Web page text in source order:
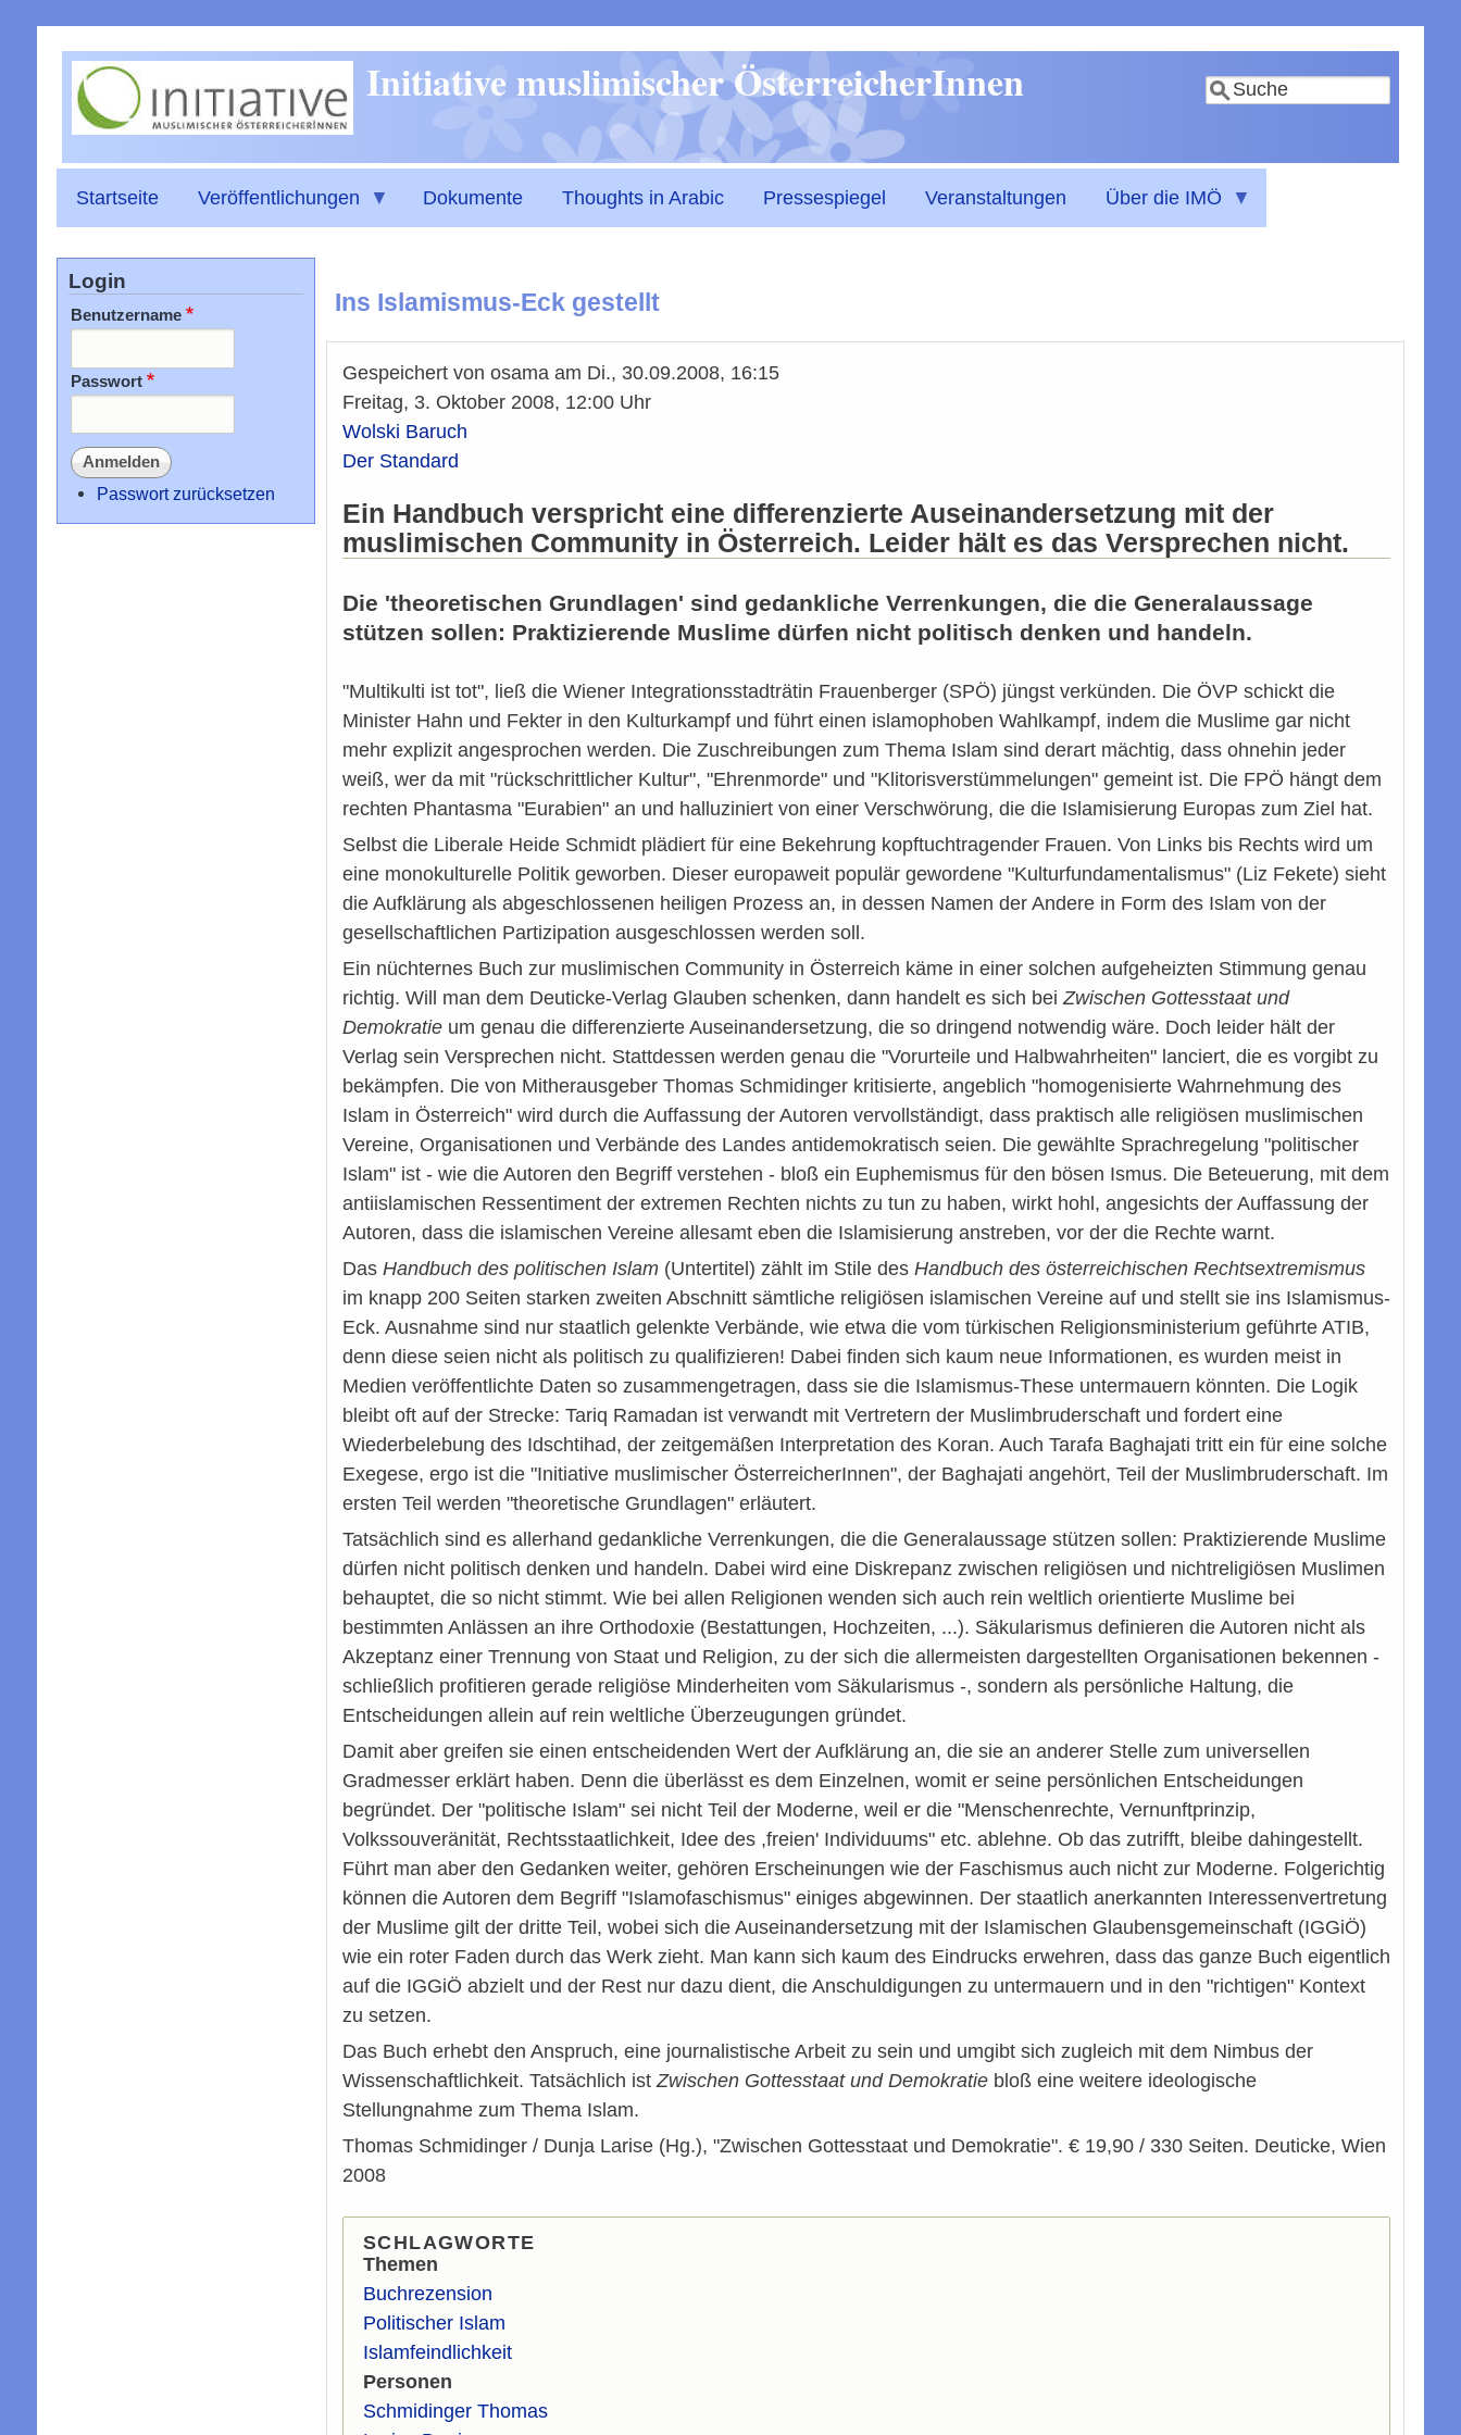
zum
Inhalt
Suche
Initiative muslimischer ÖsterreicherInnen
Startseite Veröffentlichungen Dokumente Thoughts in Arabic Pressespiegel Veranstaltungen Über die IMÖ
Ins Islamismus-Eck gestellt
Gespeichert von osama am Di., 30.09.2008, 16:15
Freitag, 3. Oktober 2008, 12:00 Uhr
Wolski Baruch
Der Standard
Ein Handbuch verspricht eine differenzierte Auseinandersetzung mit der
muslimischen Community in Österreich. Leider hält es das Versprechen nicht.
Die 'theoretischen Grundlagen' sind gedankliche Verrenkungen, die die Generalaussage
stützen sollen: Praktizierende Muslime dürfen nicht politisch denken und handeln.
"Multikulti ist tot", ließ die Wiener Integrationsstadträtin Frauenberger (SPÖ) jüngst verkünden. Die ÖVP schickt die
Minister Hahn und Fekter in den Kulturkampf und führt einen islamophoben Wahlkampf, indem die Muslime gar nicht
mehr explizit angesprochen werden. Die Zuschreibungen zum Thema Islam sind derart mächtig, dass ohnehin jeder
weiß, wer da mit "rückschrittlicher Kultur", "Ehrenmorde" und "Klitorisverstümmelungen" gemeint ist. Die FPÖ hängt dem
rechten Phantasma "Eurabien" an und halluziniert von einer Verschwörung, die die Islamisierung Europas zum Ziel hat.
Selbst die Liberale Heide Schmidt plädiert für eine Bekehrung kopftuchtragender Frauen. Von Links bis Rechts wird um
eine monokulturelle Politik geworben. Dieser europaweit populär gewordene "Kulturfundamentalismus" (Liz Fekete) sieht
die Aufklärung als abgeschlossenen heiligen Prozess an, in dessen Namen der Andere in Form des Islam von der
gesellschaftlichen Partizipation ausgeschlossen werden soll.
Ein nüchternes Buch zur muslimischen Community in Österreich käme in einer solchen aufgeheizten Stimmung genau
richtig. Will man dem Deuticke-Verlag Glauben schenken, dann handelt es sich bei Zwischen Gottesstaat und
Demokratie um genau die differenzierte Auseinandersetzung, die so dringend notwendig wäre. Doch leider hält der
Verlag sein Versprechen nicht. Stattdessen werden genau die "Vorurteile und Halbwahrheiten" lanciert, die es vorgibt zu
bekämpfen. Die von Mitherausgeber Thomas Schmidinger kritisierte, angeblich "homogenisierte Wahrnehmung des
Islam in Österreich" wird durch die Auffassung der Autoren vervollständigt, dass praktisch alle religiösen muslimischen
Vereine, Organisationen und Verbände des Landes antidemokratisch seien. Die gewählte Sprachregelung "politischer
Islam" ist - wie die Autoren den Begriff verstehen - bloß ein Euphemismus für den bösen Ismus. Die Beteuerung, mit dem
antiislamischen Ressentiment der extremen Rechten nichts zu tun zu haben, wirkt hohl, angesichts der Auffassung der
Autoren, dass die islamischen Vereine allesamt eben die Islamisierung anstreben, vor der die Rechte warnt.
Das Handbuch des politischen Islam (Untertitel) zählt im Stile des Handbuch des österreichischen Rechtsextremismus
im knapp 200 Seiten starken zweiten Abschnitt sämtliche religiösen islamischen Vereine auf und stellt sie ins Islamismus-
Eck. Ausnahme sind nur staatlich gelenkte Verbände, wie etwa die vom türkischen Religionsministerium geführte ATIB,
denn diese seien nicht als politisch zu qualifizieren! Dabei finden sich kaum neue Informationen, es wurden meist in
Medien veröffentlichte Daten so zusammengetragen, dass sie die Islamismus-These untermauern könnten. Die Logik
bleibt oft auf der Strecke: Tariq Ramadan ist verwandt mit Vertretern der Muslimbruderschaft und fordert eine
Wiederbelebung des Idschtihad, der zeitgemäßen Interpretation des Koran. Auch Tarafa Baghajati tritt ein für eine solche
Exegese, ergo ist die "Initiative muslimischer ÖsterreicherInnen", der Baghajati angehört, Teil der Muslimbruderschaft. Im
ersten Teil werden "theoretische Grundlagen" erläutert.
Tatsächlich sind es allerhand gedankliche Verrenkungen, die die Generalaussage stützen sollen: Praktizierende Muslime
dürfen nicht politisch denken und handeln. Dabei wird eine Diskrepanz zwischen religiösen und nichtreligiösen Muslimen
behauptet, die so nicht stimmt. Wie bei allen Religionen wenden sich auch rein weltlich orientierte Muslime bei
bestimmten Anlässen an ihre Orthodoxie (Bestattungen, Hochzeiten, ...). Säkularismus definieren die Autoren nicht als
Akzeptanz einer Trennung von Staat und Religion, zu der sich die allermeisten dargestellten Organisationen bekennen -
schließlich profitieren gerade religiöse Minderheiten vom Säkularismus -, sondern als persönliche Haltung, die
Entscheidungen allein auf rein weltliche Überzeugungen gründet.
Damit aber greifen sie einen entscheidenden Wert der Aufklärung an, die sie an anderer Stelle zum universellen
Gradmesser erklärt haben. Denn die überlässt es dem Einzelnen, womit er seine persönlichen Entscheidungen
begründet. Der "politische Islam" sei nicht Teil der Moderne, weil er die "Menschenrechte, Vernunftprinzip,
Volkssouveränität, Rechtsstaatlichkeit, Idee des ,freien' Individuums" etc. ablehne. Ob das zutrifft, bleibe dahingestellt.
Führt man aber den Gedanken weiter, gehören Erscheinungen wie der Faschismus auch nicht zur Moderne. Folgerichtig
können die Autoren dem Begriff "Islamofaschismus" einiges abgewinnen. Der staatlich anerkannten Interessenvertretung
der Muslime gilt der dritte Teil, wobei sich die Auseinandersetzung mit der Islamischen Glaubensgemeinschaft (IGGiÖ)
wie ein roter Faden durch das Werk zieht. Man kann sich kaum des Eindrucks erwehren, dass das ganze Buch eigentlich
auf die IGGiÖ abzielt und der Rest nur dazu dient, die Anschuldigungen zu untermauern und in den "richtigen" Kontext
zu setzen.
Das Buch erhebt den Anspruch, eine journalistische Arbeit zu sein und umgibt sich zugleich mit dem Nimbus der
Wissenschaftlichkeit. Tatsächlich ist Zwischen Gottesstaat und Demokratie bloß eine weitere ideologische
Stellungnahme zum Thema Islam.
Thomas Schmidinger / Dunja Larise (Hg.), "Zwischen Gottesstaat und Demokratie". € 19,90 / 330 Seiten. Deuticke, Wien
2008
SCHLAGWORTE
Themen
Buchrezension
Politischer Islam
Islamfeindlichkeit
Personen
Schmidinger Thomas
Login
Benutzername
Passwort
Passwort zurücksetzen